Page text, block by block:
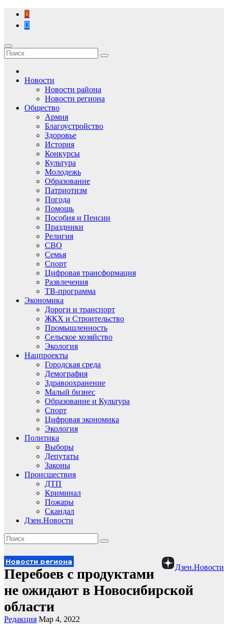
Перейти
содержимому
Новости
Новости района
Новости региона
Общество
Армия
Благоустройство
Здоровье
История
Конкурсы
Культура
Молодежь
Образование
Патриотизм
Погода
Помощь
Пособия и Пенсии
Праздники
Религия
СВО
Семья
Спорт
Цифровая трансформация
Развлечения
ТВ-программа
Экономика
Дороги и транспорт
ЖКХ и Строительство
Промышленность
Сельское хозяйство
Экология
Нацпроекты
Городская среда
Демография
Здравоохранение
Малый бизнес
Образование и Культура
Спорт
Цифровая экономика
Экология
Политика
Выборы
Депутаты
Законы
Происшествия
ДТП
Криминал
Пожары
Скандал
Дзен.Новости
Дзен.Новости
Новости региона
Перебоев с продуктами
не ожидают в Новосибирской
области
Редакция Мар 4, 2022